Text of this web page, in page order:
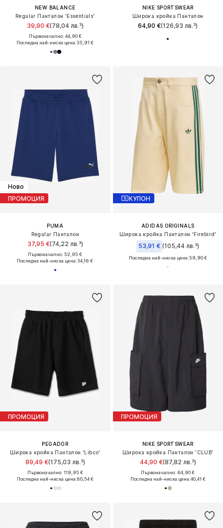
NEW BALANCE
Regular Панталон 'Essentials'
39,90 €(78,04 лв.³)
Първоначално: 44,90 €
Последна най-ниска цена:35,91 €
NIKE SPORTSWEAR
Широка кройка Панталон
64,90 €(126,93 лв.³)
Ново
ПРОМОЦИЯ
PUMA
Regular Панталон
37,95 €(74,22 лв.³)
Първоначално: 52,95 €
Последна най-ниска цена:34,16 €
КУПОН
ADIDAS ORIGINALS
Широка кройка Панталон 'Firebird'
53,91 € (105,44 лв.³)
Последна най-ниска цена:59,90 €
ПРОМОЦИЯ
PEGADOR
Широка кройка Панталон 'Libco'
89,49 €(175,03 лв.³)
Първоначално: 119,95 €
Последна най-ниска цена:80,54 €
ПРОМОЦИЯ
NIKE SPORTSWEAR
Широка кройка Панталон 'CLUB'
44,90 €(87,82 лв.³)
Първоначално: 64,90 €
Последна най-ниска цена:40,41 €